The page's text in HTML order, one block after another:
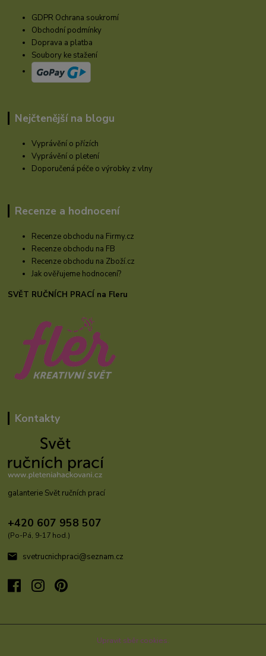
GDPR Ochrana soukromí
Obchodní podmínky
Doprava a platba
Soubory ke stažení
Nejčtenější na blogu
Vyprávění o přízích
Vyprávění o pletení
Doporučená péče o výrobky z vlny
Recenze a hodnocení
Recenze obchodu na Firmy.cz
Recenze obchodu na FB
Recenze obchodu na Zboží.cz
Jak ověřujeme hodnocení?
SVĚT RUČNÍCH PRACÍ na Fleru
Kontakty
galanterie Svět ručních prací
+420 607 958 507
(Po-Pá, 9-17 hod.)
svetrucnichpraci@seznam.cz
Upravit sběr cookies.